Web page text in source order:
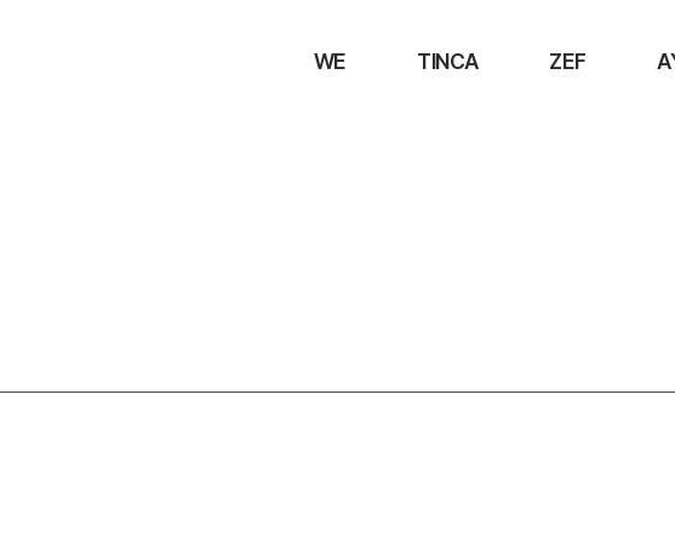
WE TINCA ZEF